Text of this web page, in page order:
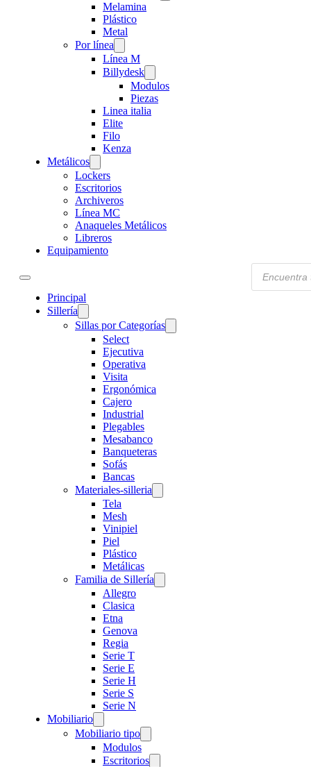
Melamina
Plástico
Metal
Por línea
Línea M
Billydesk
Modulos
Piezas
Linea italia
Elite
Filo
Kenza
Metálicos
Lockers
Escritorios
Archiveros
Línea MC
Anaqueles Metálicos
Libreros
Equipamiento
Principal
Sillería
Sillas por Categorías
Select
Ejecutiva
Operativa
Visita
Ergonómica
Cajero
Industrial
Plegables
Mesabanco
Banqueteras
Sofás
Bancas
Materiales-silleria
Tela
Mesh
Vinipiel
Piel
Plástico
Metálicas
Familia de Sillería
Allegro
Clasica
Etna
Genova
Regia
Serie T
Serie E
Serie H
Serie S
Serie N
Mobiliario
Mobiliario tipo
Modulos
Escritorios
Products
search